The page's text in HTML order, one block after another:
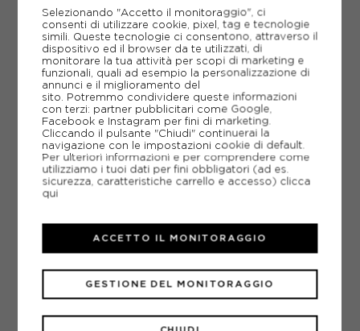
TU
ACQUISTA
4,99€
Selezionando "Accetto il monitoraggio", ci
consenti di utilizzare cookie, pixel, tag e tecnologie
simili. Queste tecnologie ci consentono, attraverso il
dispositivo ed il browser da te utilizzati, di
monitorare la tua attività per scopi di marketing e
funzionali, quali ad esempio la personalizzazione di
annunci e il miglioramento del
sito. Potremmo condividere queste informazioni
con terzi: partner pubblicitari come Google,
Facebook e Instagram per fini di marketing.
Cliccando il pulsante "Chiudi" continuerai la
navigazione con le impostazioni cookie di default.
Per ulteriori informazioni e per comprendere come
utilizziamo i tuoi dati per fini obbligatori (ad es.
sicurezza, caratteristiche carrello e accesso) clicca
qui
GESTIONE DEL MONITORAGGIO
ACCETTO IL MONITORAGGIO